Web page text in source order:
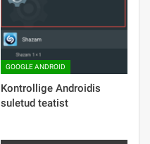
GOOGLE ANDROID
Kontrollige Androidis
suletud teatist